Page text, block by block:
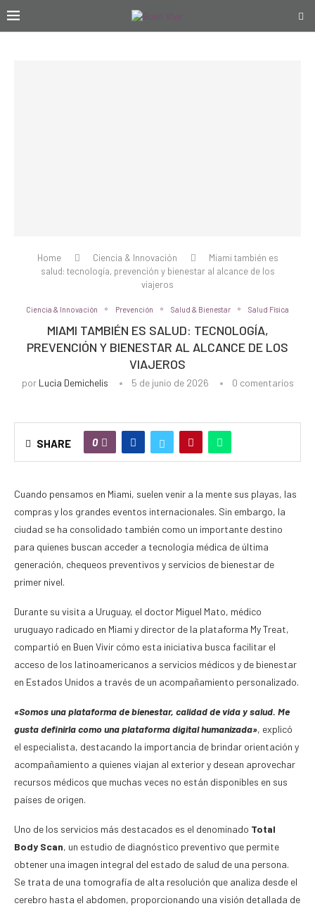
Home Ciencia & Innovación
Miami también es
salud: tecnología, prevención y bienestar al alcance de los
viajeros
Ciencia & Innovación Prevención Salud & Bienestar Salud Física
MIAMI TAMBIÉN ES SALUD: TECNOLOGÍA,
PREVENCIÓN Y BIENESTAR AL ALCANCE DE LOS
VIAJEROS
por Lucia Demichelis 5 de junio de 2026 0 comentarios
SHARE 0
Cuando pensamos en Miami, suelen venir a la mente sus playas, las
compras y los grandes eventos internacionales. Sin embargo, la
ciudad se ha consolidado también como un importante destino
para quienes buscan acceder a tecnología médica de última
generación, chequeos preventivos y servicios de bienestar de
primer nivel.
Durante su visita a Uruguay, el doctor Miguel Mato, médico
uruguayo radicado en Miami y director de la plataforma My Treat,
compartió en Buen Vivir cómo esta iniciativa busca facilitar el
acceso de los latinoamericanos a servicios médicos y de bienestar
en Estados Unidos a través de un acompañamiento personalizado.
«Somos una plataforma de bienestar, calidad de vida y salud. Me
gusta definirla como una plataforma digital humanizada», explicó
el especialista, destacando la importancia de brindar orientación y
acompañamiento a quienes viajan al exterior y desean aprovechar
recursos médicos que muchas veces no están disponibles en sus
países de origen.
Uno de los servicios más destacados es el denominado Total
Body Scan, un estudio de diagnóstico preventivo que permite
obtener una imagen integral del estado de salud de una persona.
Se trata de una tomografía de alta resolución que analiza desde el
cerebro hasta el abdomen, proporcionando una visión detallada de